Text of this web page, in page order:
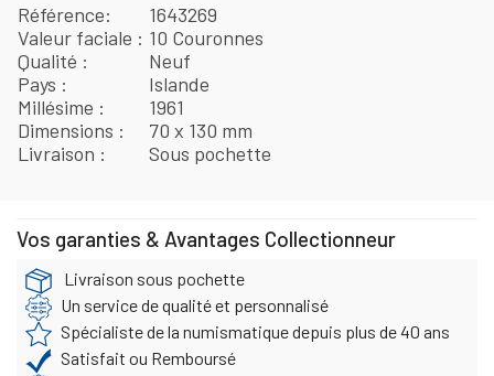
Référence
1643269
Valeur faciale
10 Couronnes
Qualité
Neuf
Pays
Islande
Millésime
1961
Dimensions
70 x 130 mm
Livraison
Sous pochette
Vos garanties & Avantages Collectionneur
Livraison sous pochette
Un service de qualité et personnalisé
Spécialiste de la numismatique depuis plus de 40 ans
Satisfait ou Remboursé